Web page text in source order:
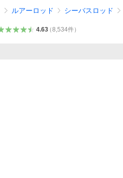
ルアーロッド シーバスロッド
4.63（8,534件）